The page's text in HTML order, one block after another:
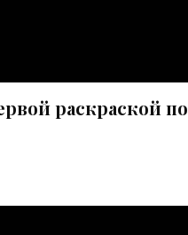
раскраской по